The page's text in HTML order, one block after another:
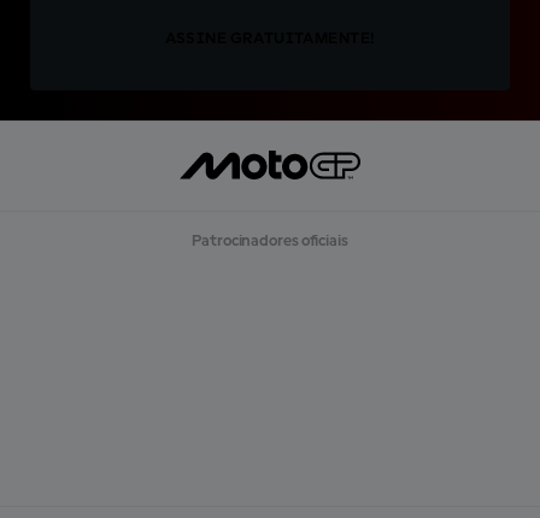
Patrocinadores oficiais